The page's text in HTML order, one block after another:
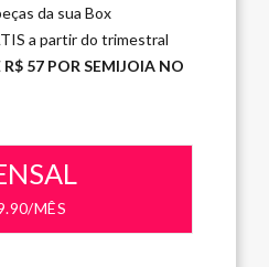
da sua Box
a partir do trimestral
R$ 57 POR SEMIJOIA NO
MÊS